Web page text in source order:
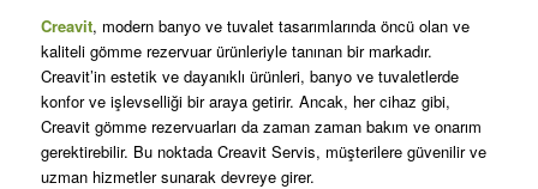
Creavit, modern banyo ve tuvalet tasarımlarında öncü olan ve
kaliteli gömme rezervuar ürünleriyle tanınan bir markadır.
Creavit’in estetik ve dayanıklı ürünleri, banyo ve tuvaletlerde
konfor ve işlevselliği bir araya getirir. Ancak, her cihaz gibi,
Creavit gömme rezervuarları da zaman zaman bakım ve onarım
gerektirebilir. Bu noktada Creavit Servis, müşterilere güvenilir ve
uzman hizmetler sunarak devreye girer.